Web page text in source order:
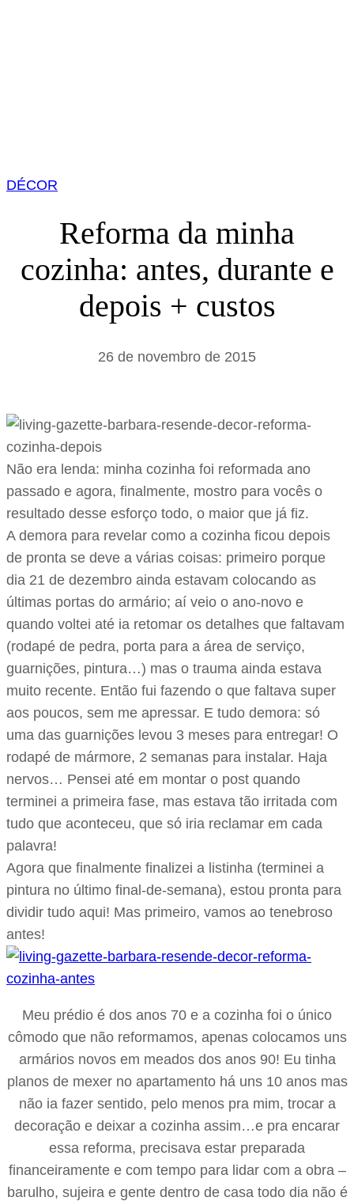
DÉCOR
Reforma da minha
cozinha: antes, durante e
depois + custos
26 de novembro de 2015
Não era lenda: minha cozinha foi reformada ano
passado e agora, finalmente, mostro para vocês o
resultado desse esforço todo, o maior que já fiz.
A demora para revelar como a cozinha ficou depois
de pronta se deve a várias coisas: primeiro porque
dia 21 de dezembro ainda estavam colocando as
últimas portas do armário; aí veio o ano-novo e
quando voltei até ia retomar os detalhes que faltavam
(rodapé de pedra, porta para a área de serviço,
guarnições, pintura…) mas o trauma ainda estava
muito recente. Então fui fazendo o que faltava super
aos poucos, sem me apressar. E tudo demora: só
uma das guarnições levou 3 meses para entregar! O
rodapé de mármore, 2 semanas para instalar. Haja
nervos… Pensei até em montar o post quando
terminei a primeira fase, mas estava tão irritada com
tudo que aconteceu, que só iria reclamar em cada
palavra!
Agora que finalmente finalizei a listinha (terminei a
pintura no último final-de-semana), estou pronta para
dividir tudo aqui! Mas primeiro, vamos ao tenebroso
antes!
Meu prédio é dos anos 70 e a cozinha foi o único
cômodo que não reformamos, apenas colocamos uns
armários novos em meados dos anos 90! Eu tinha
planos de mexer no apartamento há uns 10 anos mas
não ia fazer sentido, pelo menos pra mim, trocar a
decoração e deixar a cozinha assim…e pra encarar
essa reforma, precisava estar preparada
financeiramente e com tempo para lidar com a obra –
barulho, sujeira e gente dentro de casa todo dia não é